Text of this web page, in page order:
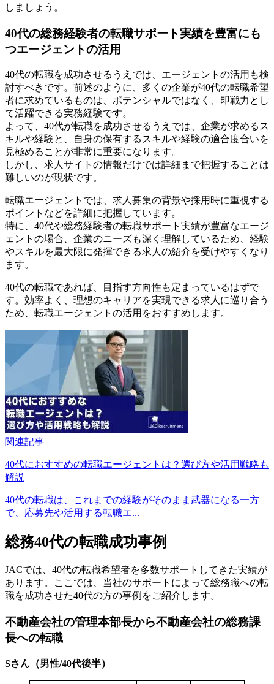
しましょう。
40代の総務経験者の転職サポート実績を豊富にも
つエージェントの活用
40代の転職を成功させるうえでは、エージェントの活用も検
討すべきです。前述のように、多くの企業が40代の転職希望
者に求めているものは、ポテンシャルではなく、即戦力とし
て活躍できる実務経験です。
よって、40代が転職を成功させるうえでは、企業が求めるス
キルや経験と、自身の保有するスキルや経験の適合度合いを
見極めることが非常に重要になります。
しかし、求人サイトの情報だけでは詳細まで把握することは
難しいのが現状です。
転職エージェントでは、求人募集の背景や採用時に重視する
ポイントなどを詳細に把握しています。
特に、40代や総務経験者の転職サポート実績が豊富なエージ
ェントの場合、企業のニーズも深く理解しているため、経験
やスキルを最大限に発揮できる求人の紹介を受けやすくなり
ます。
40代の転職であれば、目指す方向性も定まっているはずで
す。効率よく、理想のキャリアを実現できる求人に巡り合う
ため、転職エージェントの活用をおすすめします。
関連記事
40代におすすめの転職エージェントは？選び方や活用戦略も
解説
40代の転職は、これまでの経験がそのまま武器になる一方
で、応募先や活用する転職エ...
総務40代の転職成功事例
JACでは、40代の転職希望者を多数サポートしてきた実績が
あります。ここでは、当社のサポートによって総務職への転
職を成功させた40代の方の事例をご紹介します。
不動産会社の管理本部長から不動産会社の総務課
長への転職
Sさん（男性/40代後半）